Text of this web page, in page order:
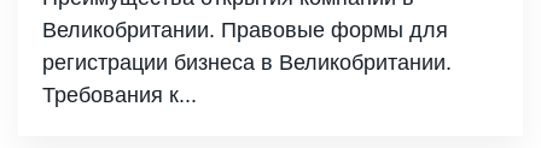
Великобритании. Правовые формы для
регистрации бизнеса в Великобритании.
Требования к...